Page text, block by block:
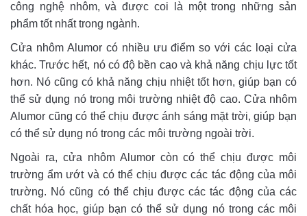
công nghệ nhôm, và được coi là một trong những sản
phẩm tốt nhất trong ngành.
Cửa nhôm Alumor có nhiều ưu điểm so với các loại cửa
khác. Trước hết, nó có độ bền cao và khả năng chịu lực tốt
hơn. Nó cũng có khả năng chịu nhiệt tốt hơn, giúp bạn có
thể sử dụng nó trong môi trường nhiệt độ cao. Cửa nhôm
Alumor cũng có thể chịu được ánh sáng mặt trời, giúp bạn
có thể sử dụng nó trong các môi trường ngoài trời.
Ngoài ra, cửa nhôm Alumor còn có thể chịu được môi
trường ẩm ướt và có thể chịu được các tác động của môi
trường. Nó cũng có thể chịu được các tác động của các
chất hóa học, giúp bạn có thể sử dụng nó trong các môi